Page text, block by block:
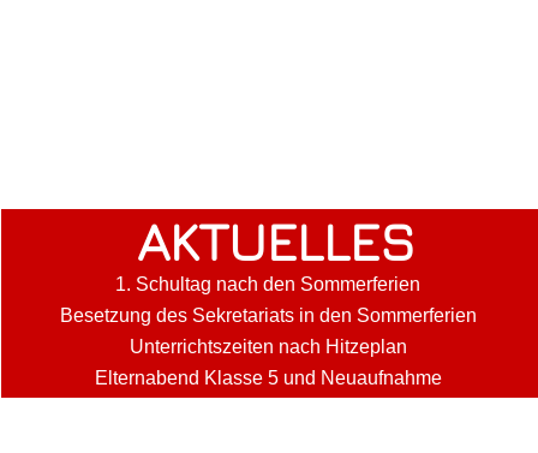
AKTUELLES
1. Schultag nach den Sommerferien
Besetzung des Sekretariats in den Sommerferien
Unterrichtszeiten nach Hitzeplan
Elternabend Klasse 5 und Neuaufnahme